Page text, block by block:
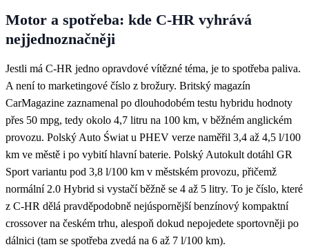
Motor a spotřeba: kde C-HR vyhrává
nejjednoznačněji
Jestli má C-HR jedno opravdové vítězné téma, je to spotřeba paliva.
A není to marketingové číslo z brožury. Britský magazín
CarMagazine zaznamenal po dlouhodobém testu hybridu hodnoty
přes 50 mpg, tedy okolo 4,7 litru na 100 km, v běžném anglickém
provozu. Polský Auto Świat u PHEV verze naměřil 3,4 až 4,5 l/100
km ve městě i po vybití hlavní baterie. Polský Autokult dotáhl GR
Sport variantu pod 3,8 l/100 km v městském provozu, přičemž
normální 2.0 Hybrid si vystačí běžně se 4 až 5 litry. To je číslo, které
z C-HR dělá pravděpodobně nejúspornější benzínový kompaktní
crossover na českém trhu, alespoň dokud nepojedete sportovněji po
dálnici (tam se spotřeba zvedá na 6 až 7 l/100 km).